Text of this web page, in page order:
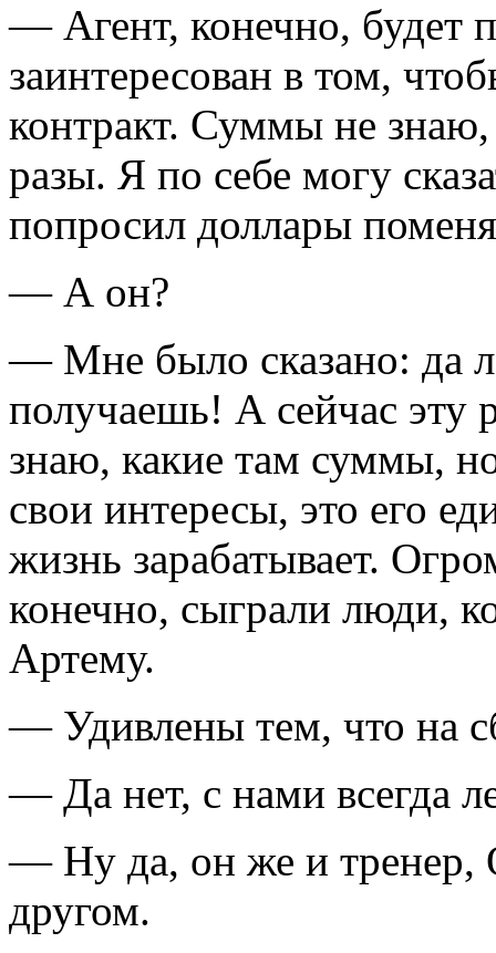
— Агент, конечно, будет
заинтересован в том,
контракт. Суммы не
разы. Я по себе могу
попросил доллары
— А он?
— Мне было сказано: да
получаешь! А сейчас эту
знаю, какие там суммы,
свои интересы, это его
жизнь зарабатывает.
конечно, сыграли люди,
Артему.
— Удивлены тем, что на
— Да нет, с нами всегда
— Ну да, он же и тренер,
другом.